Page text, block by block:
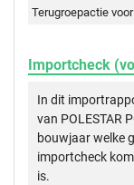
Terugroepactie
Importcheck
In dit
van POLESTAR
bouwjaar welke
importcheck
is.